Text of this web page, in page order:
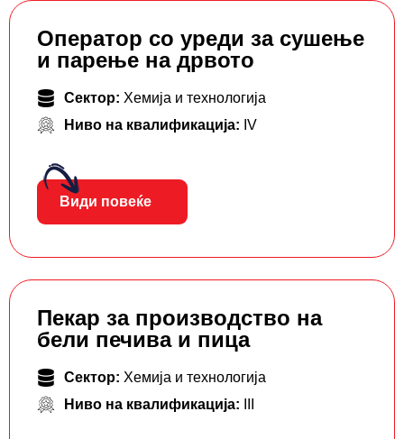
Оператор со уреди за сушење
и парење на дрвото
Сектор: Хемија и технологија
Ниво на квалификација: IV
Види повеќе
Пекар за производство на
бели печива и пица
Сектор: Хемија и технологија
Ниво на квалификација: